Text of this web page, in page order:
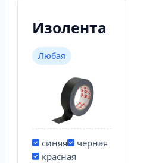
Изолента
Любая
синяя
черная
красная